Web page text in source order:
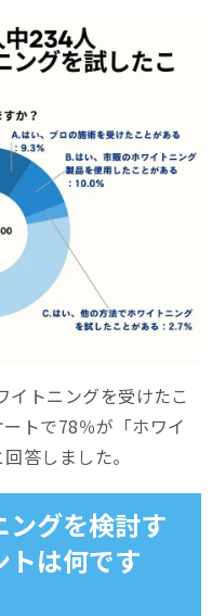
イトニングを受けたこ
トで78％が「ホワイ
答しました。
ングを検討す
トは何です